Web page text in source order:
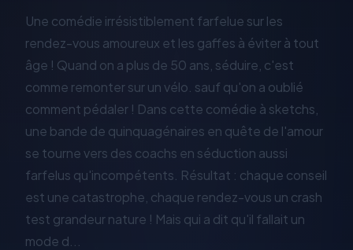
Une comédie irrésistiblement farfelue sur les
rendez-vous amoureux et les gaffes à éviter à tout
âge ! Quand on a plus de 50 ans, séduire, c'est
comme remonter sur un vélo. sauf qu'on a oublié
comment pédaler ! Dans cette comédie à sketchs,
une bande de quinquagénaires en quête de l'amour
se tourne vers des coachs en séduction aussi
farfelus qu'incompétents. Résultat : chaque conseil
est une catastrophe, chaque rendez-vous un crash
test grandeur nature ! Mais qui a dit qu'il fallait un
mode d...